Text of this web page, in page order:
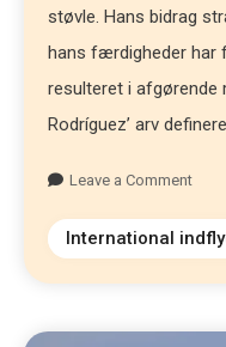
støvle. Hans bidrag
hans færdigheder har
resulteret i afgørende
Rodríguez’ arv
Leave a Comment
International